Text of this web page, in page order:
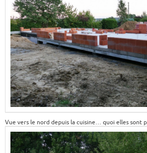
Vue vers le nord depuis la cuisine… quoi elles sont